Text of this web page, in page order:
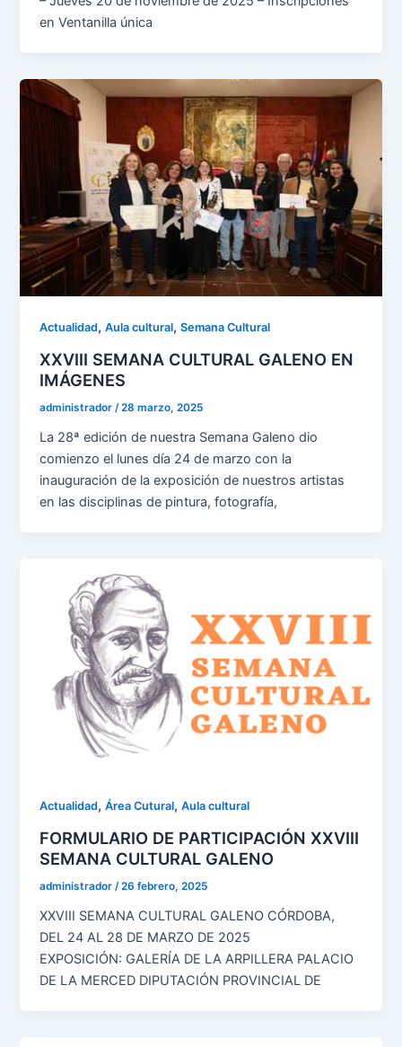
en Ventanilla única
Actualidad,Aula cultural,Semana Cultural
XXVIII SEMANA CULTURAL GALENO EN
IMÁGENES
administrador /28 marzo, 2025
La 28ª edición de nuestra Semana Galeno dio
comienzo el lunes día 24 de marzo con la
inauguración de la exposición de nuestros artistas
en las disciplinas de pintura, fotografía,
Actualidad,Área Cutural,Aula cultural
FORMULARIO DE PARTICIPACIÓN XXVIII
SEMANA CULTURAL GALENO
administrador/26 febrero, 2025
XXVIII SEMANA CULTURAL GALENO CÓRDOBA,
DEL 24 AL 28 DE MARZO DE 2025
EXPOSICIÓN: GALERÍA DE LA ARPILLERA PALACIO
DE LA MERCED DIPUTACIÓN PROVINCIAL DE